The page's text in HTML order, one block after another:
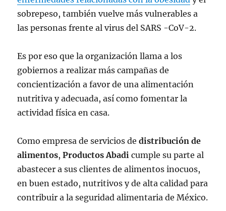
sobrepeso, también vuelve más vulnerables a
las personas frente al virus del SARS -CoV-2.
Es por eso que la organización llama a los
gobiernos a realizar más campañas de
concientización a favor de una alimentación
nutritiva y adecuada, así como fomentar la
actividad física en casa.
Como empresa de servicios dedistribución de
alimentos,Productos Abadi cumple su parte al
abastecer a sus clientes de alimentos inocuos,
en buen estado, nutritivos y de alta calidad para
contribuir a la seguridad alimentaria de México.